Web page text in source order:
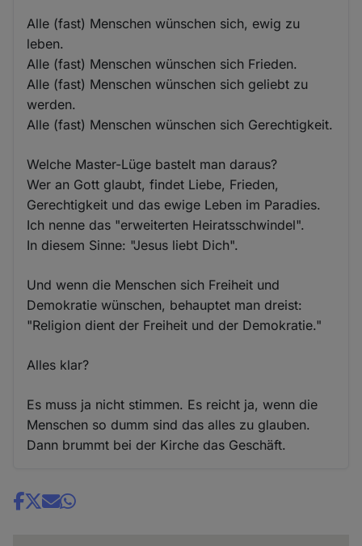
Alle (fast) Menschen wünschen sich, ewig zu
leben.
Alle (fast) Menschen wünschen sich Frieden.
Alle (fast) Menschen wünschen sich geliebt zu
werden.
Alle (fast) Menschen wünschen sich Gerechtigkeit.
Welche Master-Lüge bastelt man daraus?
Wer an Gott glaubt, findet Liebe, Frieden,
Gerechtigkeit und das ewige Leben im Paradies.
Ich nenne das "erweiterten Heiratsschwindel".
In diesem Sinne: "Jesus liebt Dich".
Und wenn die Menschen sich Freiheit und
Demokratie wünschen, behauptet man dreist:
"Religion dient der Freiheit und der Demokratie."
Alles klar?
Es muss ja nicht stimmen. Es reicht ja, wenn die
Menschen so dumm sind das alles zu glauben.
Dann brummt bei der Kirche das Geschäft.
Share